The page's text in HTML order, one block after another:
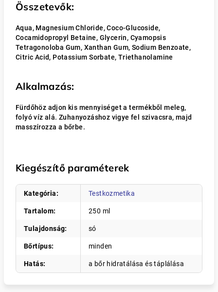
Összetevők:
Aqua, Magnesium Chloride, Coco-Glucoside,
Cocamidopropyl Betaine, Glycerin, Cyamopsis
Tetragonoloba Gum, Xanthan Gum, Sodium Benzoate,
Citric Acid, Potassium Sorbate, Triethanolamine
Alkalmazás:
Fürdőhöz adjon kis mennyiséget a termékből meleg,
folyó víz alá. Zuhanyozáshoz vigye fel szivacsra, majd
masszírozza a bőrbe.
Kiegészítő paraméterek
Kategória: Testkozmetika
Tartalom: 250 ml
Tulajdonság: só
Bőrtípus: minden
Hatás: a bőr hidratálása és táplálása